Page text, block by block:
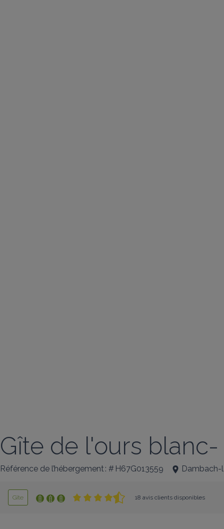
Gîte de l'ours
Référence de l’hébergement : # H67G013559 Dambach-
Gîte 18 avis clients disponibles